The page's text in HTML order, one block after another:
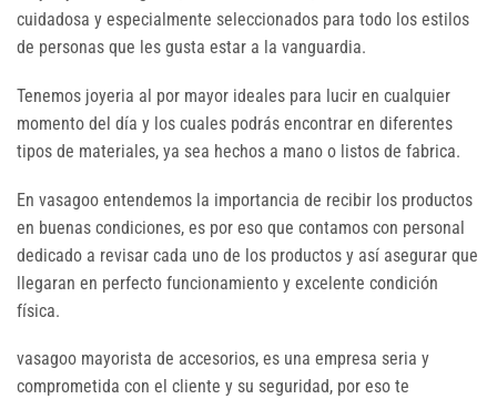
cuidadosa y especialmente seleccionados para todo los estilos
de personas que les gusta estar a la vanguardia.
Tenemos joyeria al por mayor ideales para lucir en cualquier
momento del día y los cuales podrás encontrar en diferentes
tipos de materiales, ya sea hechos a mano o listos de fabrica.
En vasagoo entendemos la importancia de recibir los productos
en buenas condiciones, es por eso que contamos con personal
dedicado a revisar cada uno de los productos y así asegurar que
llegaran en perfecto funcionamiento y excelente condición
física.
vasagoo mayorista de accesorios, es una empresa seria y
comprometida con el cliente y su seguridad, por eso te